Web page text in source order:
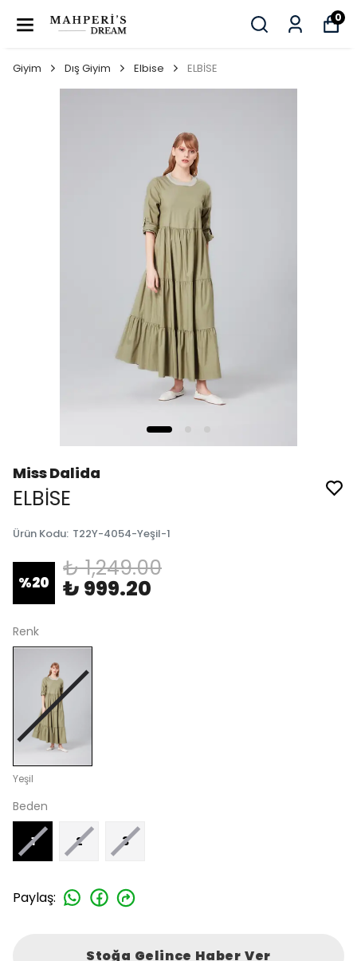
0
Giyim Dış Giyim Elbise ELBİSE
Miss Dalida
ELBİSE
Ürün Kodu: T22Y-4054-Yeşil-1
%20
₺ 1,249.00
₺ 999.20
Renk
Yeşil
Beden
1 2 3
Paylaş:
Stoğa Gelince Haber Ver